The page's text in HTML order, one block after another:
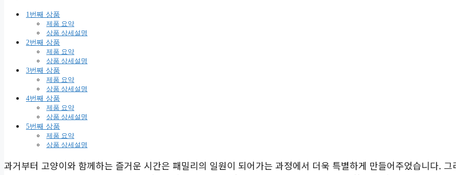
1번째 상품
제품 요약
상품 상세설명
2번째 상품
제품 요약
상품 상세설명
3번째 상품
제품 요약
상품 상세설명
4번째 상품
제품 요약
상품 상세설명
5번째 상품
제품 요약
상품 상세설명
과거부터 고양이와 함께하는 즐거운 시간은 패밀리의 일원이 되어가는 과정에서 더욱 특별하게 만들어주었습니다. 그